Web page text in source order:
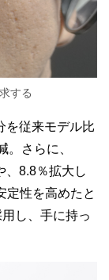
する
を従来モデル比
。さらに、
、8.8％拡大し
定性を高めたと
し、手に持っ